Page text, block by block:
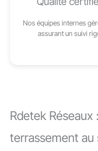
Nos équipes internes
assurant un suivi
Rdetek Réseaux
terrassement au